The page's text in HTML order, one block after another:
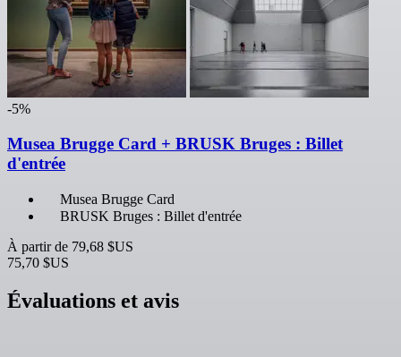
-5%
Musea Brugge Card + BRUSK Bruges : Billet
d'entrée
Musea Brugge Card
BRUSK Bruges : Billet d'entrée
À partir de 79,68 $US
75,70 $US
Évaluations et avis